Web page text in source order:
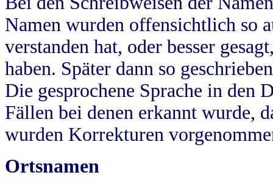
Namen wurden offensichtlich so
verstanden hat, oder besser
haben. Später dann so
Die gesprochene Sprache in
Fällen bei denen erkannt wurde,
wurden Korrekturen
Ortsnamen